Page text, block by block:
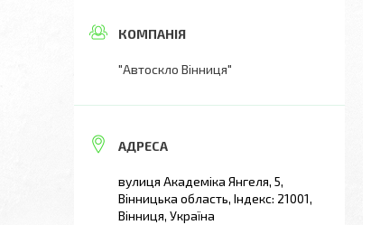
"Автоскло Вінниця"
вулиця Академіка Янгеля, 5,
Вінницька область, Індекс: 21001,
Вінниця, Україна